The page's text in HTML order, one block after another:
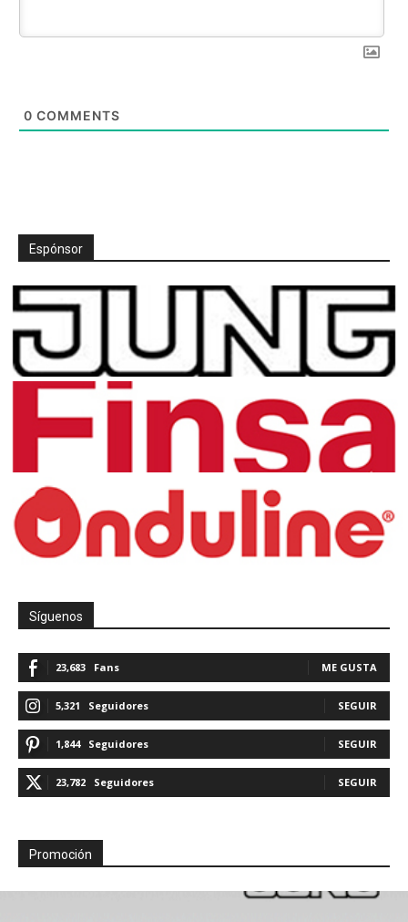
0 COMMENTS
Espónsor
Síguenos
23,683 Fans ME GUSTA
5,321 Seguidores SEGUIR
1,844 Seguidores SEGUIR
23,782 Seguidores SEGUIR
Promoción